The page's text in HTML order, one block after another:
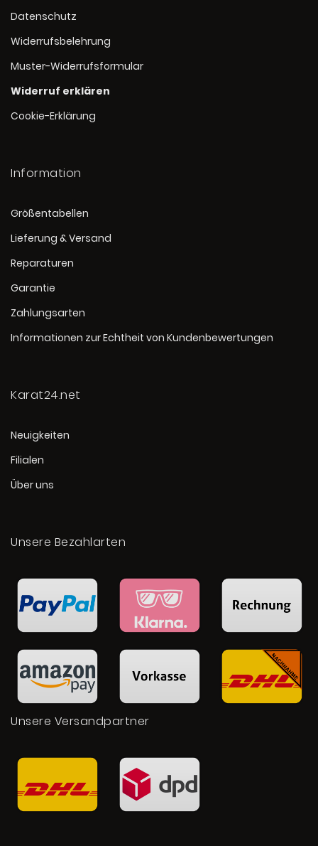
Datenschutz
Widerrufsbelehrung
Muster-Widerrufsformular
Widerruf erklären
Cookie-Erklärung
Information
Größentabellen
Lieferung & Versand
Reparaturen
Garantie
Zahlungsarten
Informationen zur Echtheit von Kundenbewertungen
Karat24.net
Neuigkeiten
Filialen
Über uns
Unsere Bezahlarten
Unsere Versandpartner